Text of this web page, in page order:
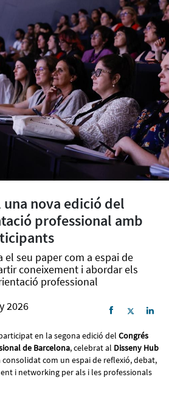
nova edició del
professional amb
seu paper com a espai de
coneixement i abordar els
professional
2026
en la segona edició del Congrés
de Barcelona, celebrat al Disseny Hub
consolidat com un espai de reflexió, debat,
i networking per als i les professionals